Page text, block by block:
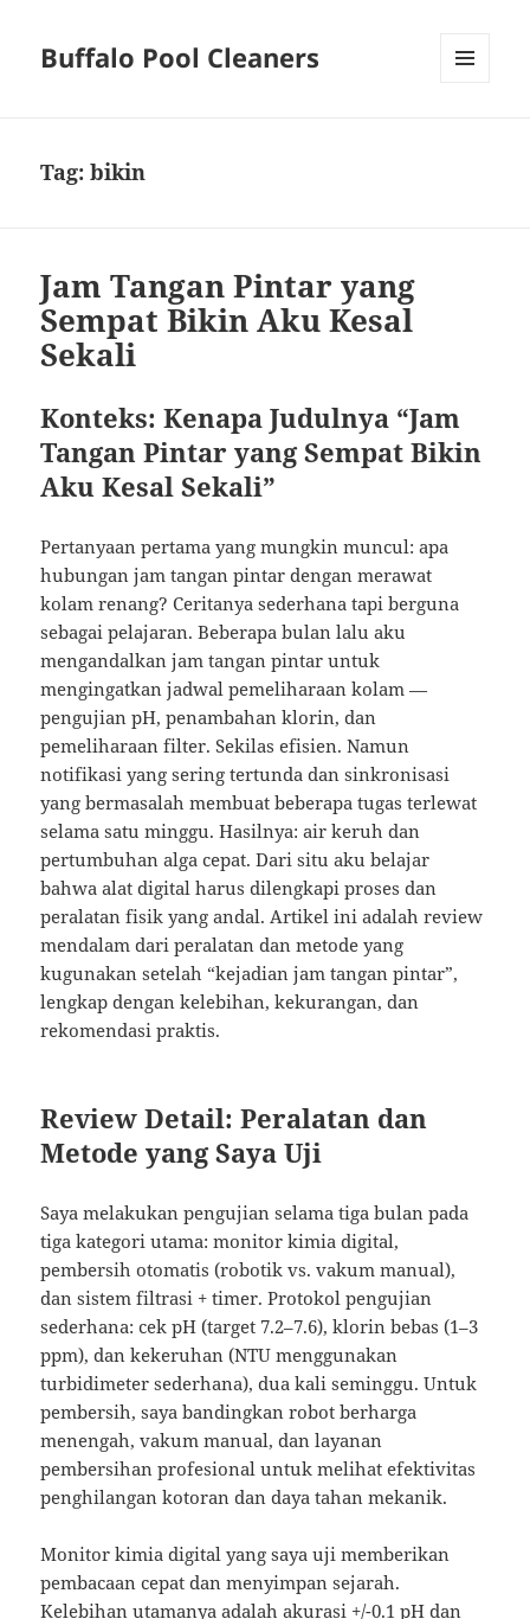
Buffalo Pool Cleaners
Tag:bikin
Jam Tangan Pintar yang
Sempat Bikin Aku Kesal
Sekali
Konteks: Kenapa Judulnya “Jam
Tangan Pintar yang Sempat Bikin
Aku Kesal Sekali”
Pertanyaan pertama yang mungkin muncul: apa
hubungan jam tangan pintar dengan merawat
kolam renang? Ceritanya sederhana tapi berguna
sebagai pelajaran. Beberapa bulan lalu aku
mengandalkan jam tangan pintar untuk
mengingatkan jadwal pemeliharaan kolam —
pengujian pH, penambahan klorin, dan
pemeliharaan filter. Sekilas efisien. Namun
notifikasi yang sering tertunda dan sinkronisasi
yang bermasalah membuat beberapa tugas terlewat
selama satu minggu. Hasilnya: air keruh dan
pertumbuhan alga cepat. Dari situ aku belajar
bahwa alat digital harus dilengkapi proses dan
peralatan fisik yang andal. Artikel ini adalah review
mendalam dari peralatan dan metode yang
kugunakan setelah “kejadian jam tangan pintar”,
lengkap dengan kelebihan, kekurangan, dan
rekomendasi praktis.
Review Detail: Peralatan dan
Metode yang Saya Uji
Saya melakukan pengujian selama tiga bulan pada
tiga kategori utama: monitor kimia digital,
pembersih otomatis (robotik vs. vakum manual),
dan sistem filtrasi + timer. Protokol pengujian
sederhana: cek pH (target 7.2–7.6), klorin bebas (1–3
ppm), dan kekeruhan (NTU menggunakan
turbidimeter sederhana), dua kali seminggu. Untuk
pembersih, saya bandingkan robot berharga
menengah, vakum manual, dan layanan
pembersihan profesional untuk melihat efektivitas
penghilangan kotoran dan daya tahan mekanik.
Monitor kimia digital yang saya uji memberikan
pembacaan cepat dan menyimpan sejarah.
Kelebihan utamanya adalah akurasi +/-0.1 pH dan